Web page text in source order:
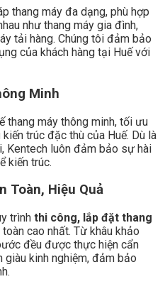
thang máy đa dạng, phù hợp
như thang máy gia đình,
tải hàng. Chúng tôi đảm bảo
của khách hàng tại Huế với
Minh
thang máy thông minh, tối ưu
trúc đặc thù của Huế. Dù là
Kentech luôn đảm bảo sự hài
kiến trúc.
Toàn, Hiệu Quả
trình thi công, lắp đặt thang
cao nhất. Từ khâu khảo
đều được thực hiện cẩn
kinh nghiệm, đảm bảo